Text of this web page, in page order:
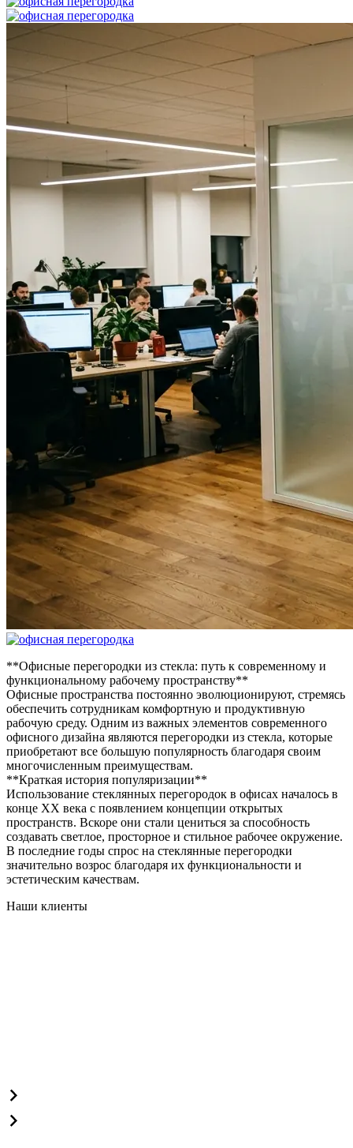
**Офисные перегородки из стекла: путь к современному и
функциональному рабочему пространству**
Офисные пространства постоянно эволюционируют, стремясь
обеспечить сотрудникам комфортную и продуктивную
рабочую среду. Одним из важных элементов современного
офисного дизайна являются перегородки из стекла, которые
приобретают все большую популярность благодаря своим
многочисленным преимуществам.
**Краткая история популяризации**
Использование стеклянных перегородок в офисах началось в
конце XX века с появлением концепции открытых
пространств. Вскоре они стали цениться за способность
создавать светлое, просторное и стильное рабочее окружение.
В последние годы спрос на стеклянные перегородки
значительно возрос благодаря их функциональности и
эстетическим качествам.
Наши клиенты